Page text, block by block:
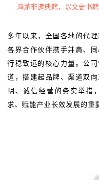
鸿茅非遗典籍，以文史书
多年以来，全国各地的代
各界合作伙伴携手并肩、
行稳致远的核心力量。公
道，搭建起品牌、渠道双
明、诚信经营的务实举措
求、赋能产业长效发展的重